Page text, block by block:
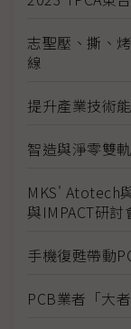
志聖壓、撕、
線
提升產業技術
智造與淨零雙
MKS' Atotech
與IMPACT研討
手機復甦帶動
PCB業者「大